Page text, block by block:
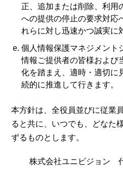
正、追加または削除、利用
への提供の停止の要求対応
れらに対し迅速かつ誠実に
個人情報保護マネジメント
情報ご提供者の皆様および
化を踏まえ、適時・適切に
続的に推進して行きます。
本方針は、全役員並びに従業
ると共に、いつでも、どなた
ずるものとします。
株式会社ユニビジョン